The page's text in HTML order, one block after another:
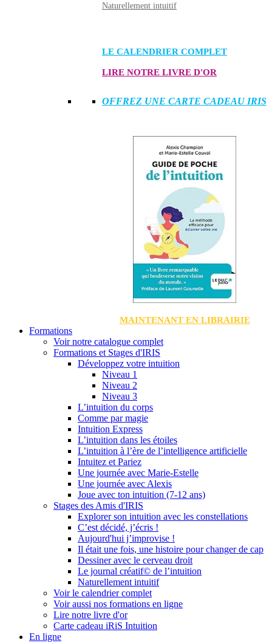
Naturellement intuitif
LE CALENDRIER COMPLET
LIRE NOTRE LIVRE D'OR
OFFREZ UNE CARTE CADEAU IRIS
MAINTENANT EN LIBRAIRIE
Formations
Voir notre catalogue complet
Formations et Stages d'IRIS
Développez votre intuition
Niveau 1
Niveau 2
Niveau 3
L’intuition du corps
Comme par magie
Intuition Express
L’intuition dans les étoiles
L’intuition à l’ère de l’intelligence artificielle
Intuitez et Pariez
Une journée avec Marie-Estelle
Une journée avec Alexis
Joue avec ton intuition (7-12 ans)
Stages des Amis d'IRIS
Explorer son intuition avec les constellations
C’est décidé, j’écris !
Aujourd'hui j’improvise !
Il était une fois, une histoire pour changer de cap
Dessiner avec le cerveau droit
Le journal créatif© de l’intuition
Naturellement intuitif
Voir le calendrier complet
Voir aussi nos formations en ligne
Lire notre livre d'or
Carte cadeau iRiS Intuition
En ligne